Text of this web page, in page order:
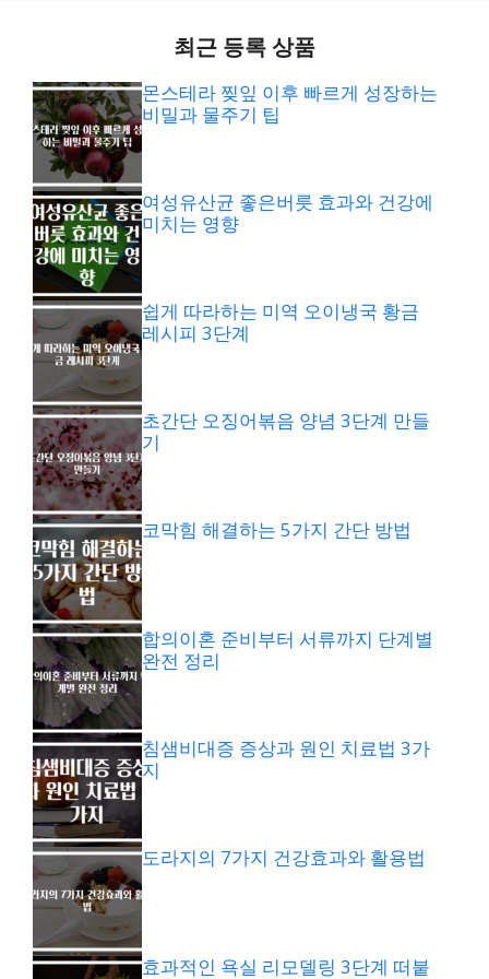
최근 등록 상품
몬스테라 찢잎 이후 빠르게 성장하는
비밀과 물주기 팁
여성유산균 좋은버릇 효과와 건강에
미치는 영향
쉽게 따라하는 미역 오이냉국 황금
레시피 3단계
초간단 오징어볶음 양념 3단계 만들
기
코막힘 해결하는 5가지 간단 방법
합의이혼 준비부터 서류까지 단계별
완전 정리
침샘비대증 증상과 원인 치료법 3가
지
도라지의 7가지 건강효과와 활용법
효과적인 욕실 리모델링 3단계 떠붙